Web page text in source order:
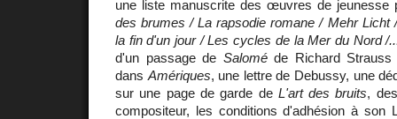
une liste manuscrite des œuvres de jeunesse
des brumes / La rapsodie romane / Mehr Licht
la fin d'un jour / Les cycles de la Mer du Nord /
d'un passage de Saloméde Richard Strauss
dans Amériques, une lettre de Debussy, une
sur une page de garde de L'art des bruits,
compositeur, les conditions d'adhésion à son